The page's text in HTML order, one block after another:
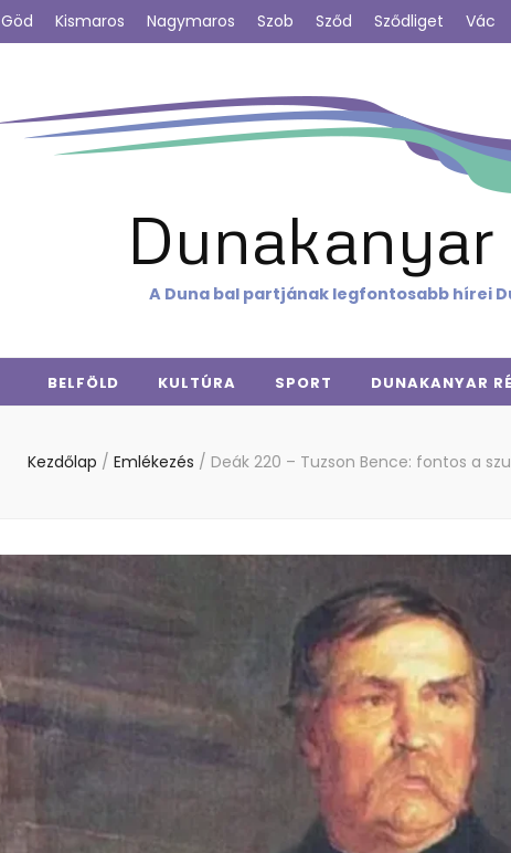
Göd Kismaros Nagymaros Szob Sződ Sződliget Vác
A Duna bal partjának legfontosabb hírei
BELFÖLD KULTÚRA SPORT DUNAKANYAR
Kezdőlap / Emlékezés / Deák 220 – Tuzson Bence: fontos a